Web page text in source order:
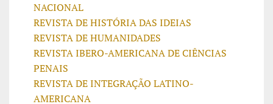
NACIONAL
REVISTA DE HISTÓRIA DAS IDEIAS
REVISTA DE HUMANIDADES
REVISTA IBERO-AMERICANA DE CIÊNCIAS
PENAIS
REVISTA DE INTEGRAÇÃO LATINO-
AMERICANA